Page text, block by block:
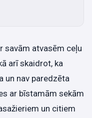
savām atvasēm ceļu
arī skaidrot, ka
un nav paredzēta
ar bīstamām sekām
un citiem